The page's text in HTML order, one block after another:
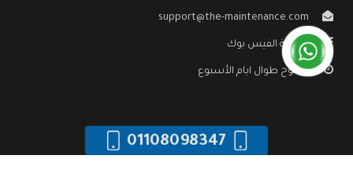
support@the-maintenance.com
صفحة الفيس بوك
مفتوح طوال ايام الأسبوع
01108098347